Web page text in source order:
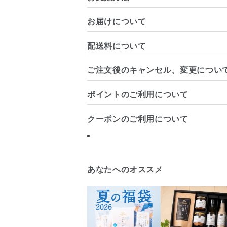
お届けについて
配送料について
ご注文後のキャンセル、変更につい
ポイントのご利用について
クーポンのご利用について
あなたへのオススメ